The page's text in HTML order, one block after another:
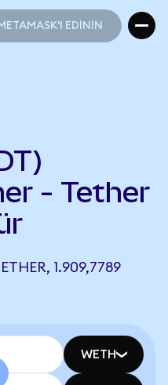
EDİNİN
- Tether
1.909,7789
WETH